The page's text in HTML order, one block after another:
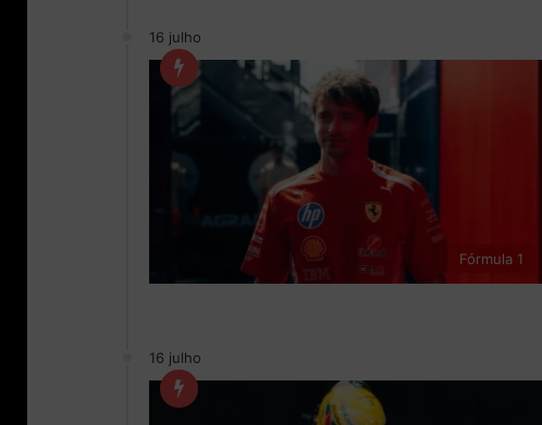
16 julho
Fórmula 1
16 julho